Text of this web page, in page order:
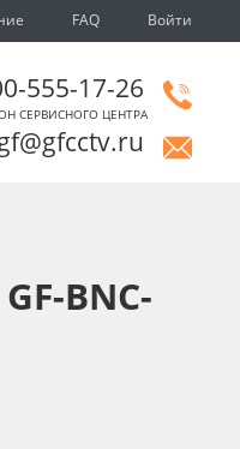
FAQ Войти
555-17-26
СЕРВИСНОГО ЦЕНТРА
BNC-